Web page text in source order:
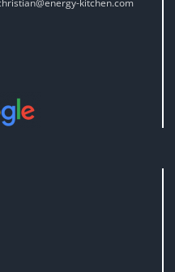
kitchen.com